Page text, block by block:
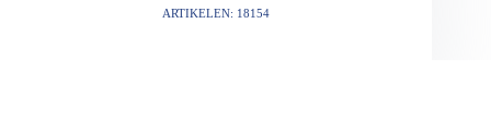
ARTIKELEN: 18154